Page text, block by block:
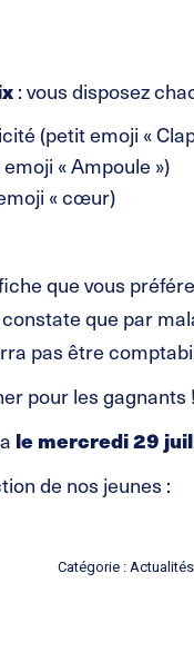
: vous disposez
(petit emoji «
« Ampoule »)
« cœur)
que vous
que par
pas être
pour les gagnants !
le mercredi 29
de nos jeunes :
Catégorie : Actualités